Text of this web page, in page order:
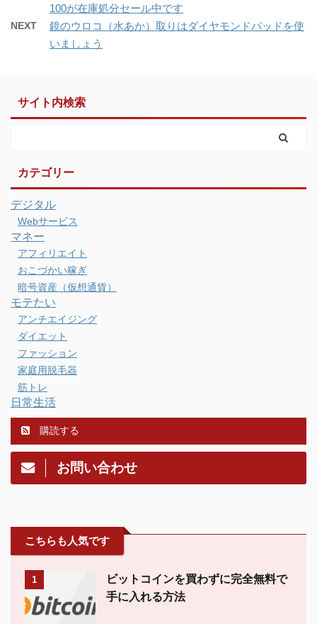
100が在庫処分セール中です
NEXT
鏡のウロコ（水あか）取りはダイヤモンドパッドを使
いましょう
サイト内検索
カテゴリー
デジタル
Webサービス
マネー
アフィリエイト
おこづかい稼ぎ
暗号資産（仮想通貨）
モテたい
アンチエイジング
ダイエット
ファッション
家庭用脱毛器
筋トレ
日常生活
購読する
お問い合わせ
こちらも人気です
1
ビットコインを買わずに完全無料で
手に入れる方法